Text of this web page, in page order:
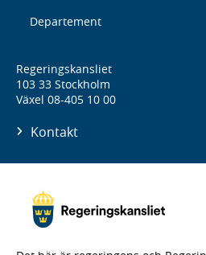
Departement
Regeringskansliet
103 33 Stockholm
Växel 08-405 10 00
Kontakt